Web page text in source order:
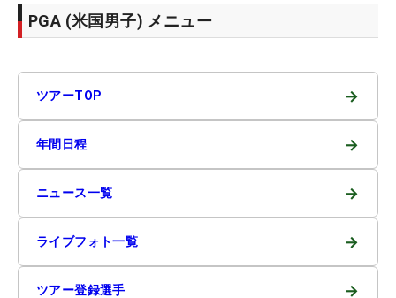
PGA (米国男子) メニュー
ツアーTOP →
年間日程 →
ニュース一覧 →
ライブフォト一覧 →
ツアー登録選手 →